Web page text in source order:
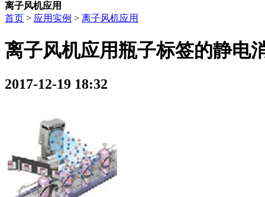
离子风机应用
首页 > 应用实例 > 离子风机应用
离子风机应用瓶子标签的静电
2017-12-19 18:32